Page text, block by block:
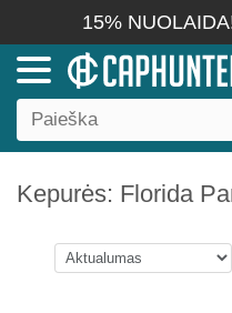
15%
Kepurės: Florida